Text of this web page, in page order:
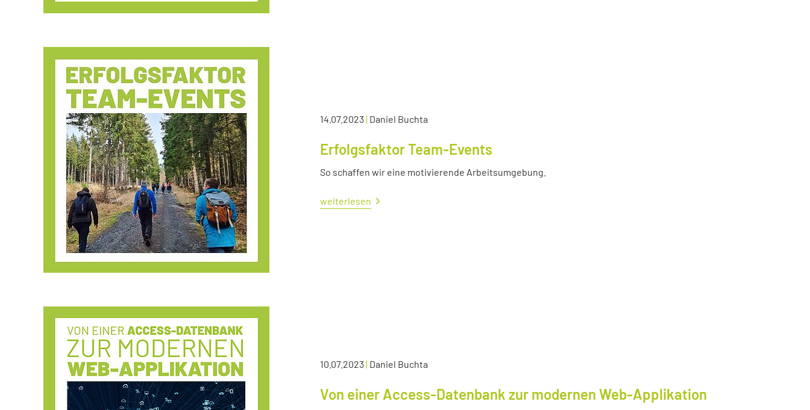
14.07.2023| Daniel Buchta
Erfolgsfaktor Team-Events
So schaffen wir eine motivierende Arbeitsumgebung.
weiterlesen
10.07.2023| Daniel Buchta
Von einer Access-Datenbank zur modernen Web-Applikation